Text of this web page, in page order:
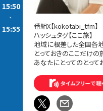
15:50
-
15:55
番組X【kokotabi_tfm】
ハッシュタグ【ここ旅】
地域に根差した全国各
とっておきのここだけの
あなたにとってのとって